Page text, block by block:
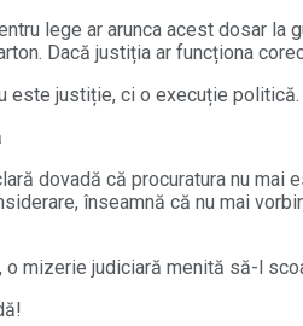
lege ar arunca acest dosar
Dacă justiția ar funcționa
este justiție, ci o execuție politică.
dovadă că procuratura nu
înseamnă că nu mai
mizerie judiciară menită să-l